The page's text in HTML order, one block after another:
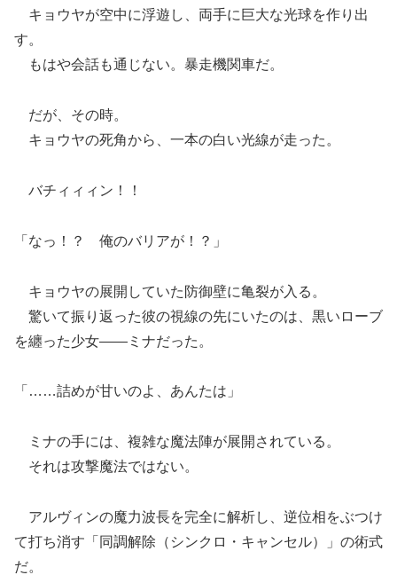
キョウヤが空中に浮遊し、両手に巨大な光球を作り出
す。
もはや会話も通じない。暴走機関車だ。
だが、その時。
キョウヤの死角から、一本の白い光線が走った。
バチィィィン！！
「なっ！？ 俺のバリアが！？」
キョウヤの展開していた防御壁に亀裂が入る。
驚いて振り返った彼の視線の先にいたのは、黒いローブ
を纏った少女――ミナだった。
「……詰めが甘いのよ、あんたは」
ミナの手には、複雑な魔法陣が展開されている。
それは攻撃魔法ではない。
アルヴィンの魔力波長を完全に解析し、逆位相をぶつけ
て打ち消す「同調解除（シンクロ・キャンセル）」の術式
だ。